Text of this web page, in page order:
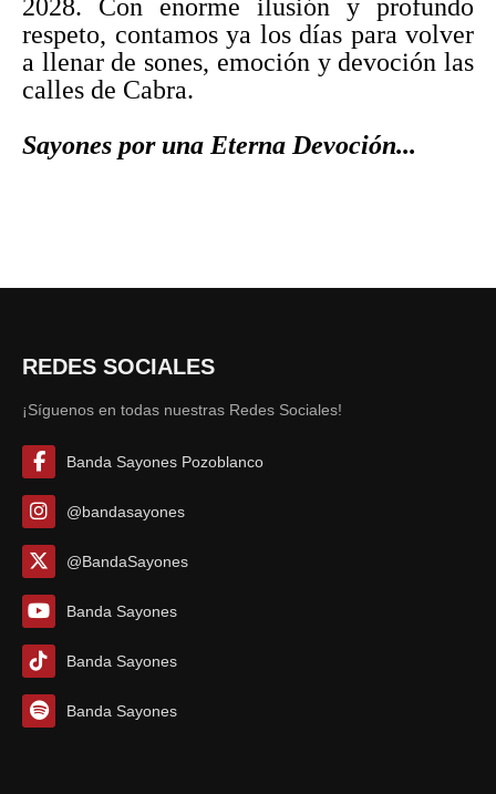
2028. Con enorme ilusión y profundo
respeto, contamos ya los días para volver
a llenar de sones, emoción y devoción las
calles de Cabra.
Sayones por una Eterna Devoción...
REDES SOCIALES
¡Síguenos en todas nuestras Redes Sociales!
Banda Sayones Pozoblanco
@bandasayones
@BandaSayones
Banda Sayones
Banda Sayones
Banda Sayones